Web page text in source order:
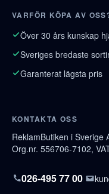
VARFÖR KÖPA AV
Över 30 års kunskap
Sveriges bredaste
Garanterat lägsta pris
KONTAKTA OSS
ReklamButiken i Sverige
Org.nr. 556706-7102,
026-495 77 00